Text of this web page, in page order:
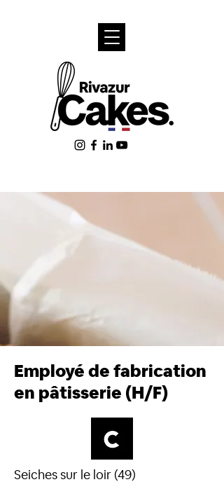
Employé de fabrication
en pâtisserie (H/F)
Seiches sur le loir (49)